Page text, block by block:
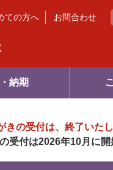
ての方へ お問合わせ
納期
の受付は、 終了いたし
受付は2026年10月に開